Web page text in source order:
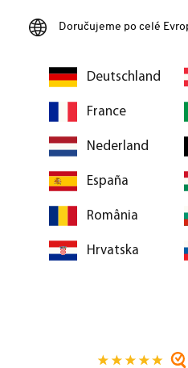
Doručujeme po celé
Deutschland
France
Nederland
España
România
Hrvatska